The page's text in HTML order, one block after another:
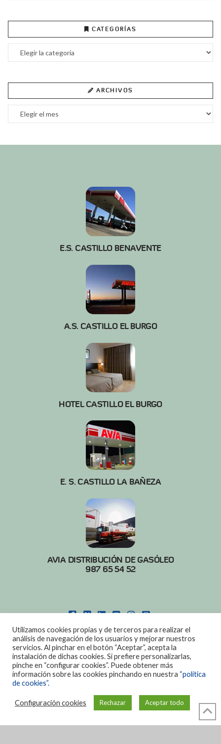
CATEGORÍAS
Categorías
ARCHIVOS
Archivos
E.S. CASTILLO BENAVENTE
A.S. CASTILLO EL BURGO
HOTEL CASTILLO EL BURGO
E. S. CASTILLO LA BAÑEZA
AVIA DISTRIBUCIÓN DE GASÓLEO
987 65 54 52
POLITICA DE COOKIES|AVISO LEGAL
DISEÑO: DIAN SISTEMAS
Utilizamos cookies propias y de terceros para realizar el
análisis de navegación de los usuarios y mejorar nuestros
servicios. Al pinchar en el botón “Aceptar”, acepta la
instalación de dichas cookies. Si prefiere personalizarlas,
pinche en “configurar cookies”. Puede obtener más
información sobre las cookies pinchando en nuestra “política
de cookies”.
Configuración cookies Rechazar Aceptar todo